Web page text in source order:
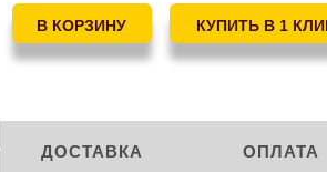
ДОСТАВКА ОПЛАТА